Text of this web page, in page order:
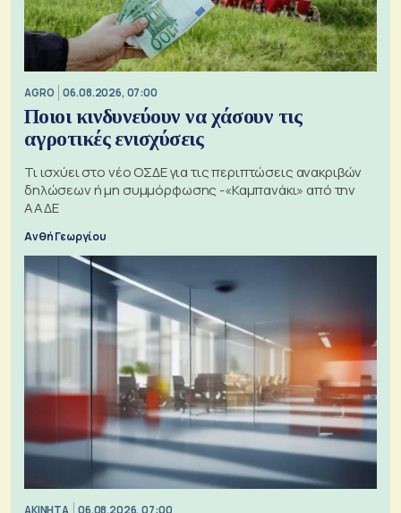
AGRO 06.08.2026, 07:00
Ποιοι κινδυνεύουν να χάσουν τις
αγροτικές ενισχύσεις
Τι ισχύει στο νέο ΟΣΔΕ για τις περιπτώσεις ανακριβών
δηλώσεων ή μη συμμόρφωσης -«Καμπανάκι» από την
ΑΑΔΕ
Ανθή Γεωργίου
ΑΚΙΝΗΤΑ 06.08.2026, 07:00